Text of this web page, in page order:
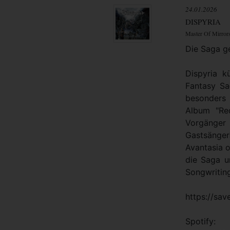
24.01.2026
DISPYRIA
Master Of Mirrors
Die Saga
Dispyria
Fantasy
Album
Avantasia
die Saga
https://